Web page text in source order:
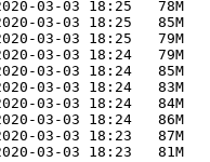
03-03 18:25   78M
03-03 18:25   85M
03-03 18:25   79M
03-03 18:24   79M
03-03 18:24   85M
03-03 18:24   83M
03-03 18:24   84M
03-03 18:24   86M
03-03 18:23   87M
03-03 18:23   81M